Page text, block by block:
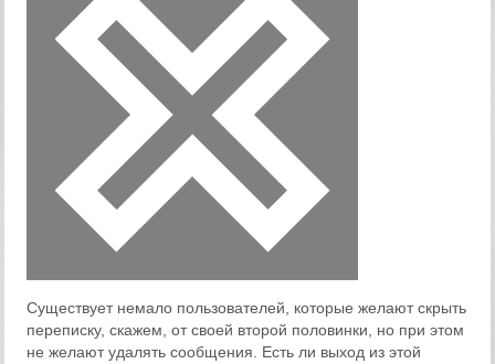
Существует немало пользователей, которые желают скрыть
переписку, скажем, от своей второй половинки, но при этом
не желают удалять сообщения. Есть ли выход из этой